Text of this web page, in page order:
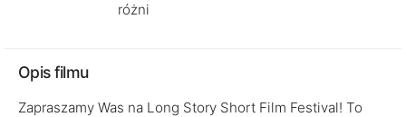
różni
Opis filmu
Zapraszamy Was na Long Story Short Film Festival! To